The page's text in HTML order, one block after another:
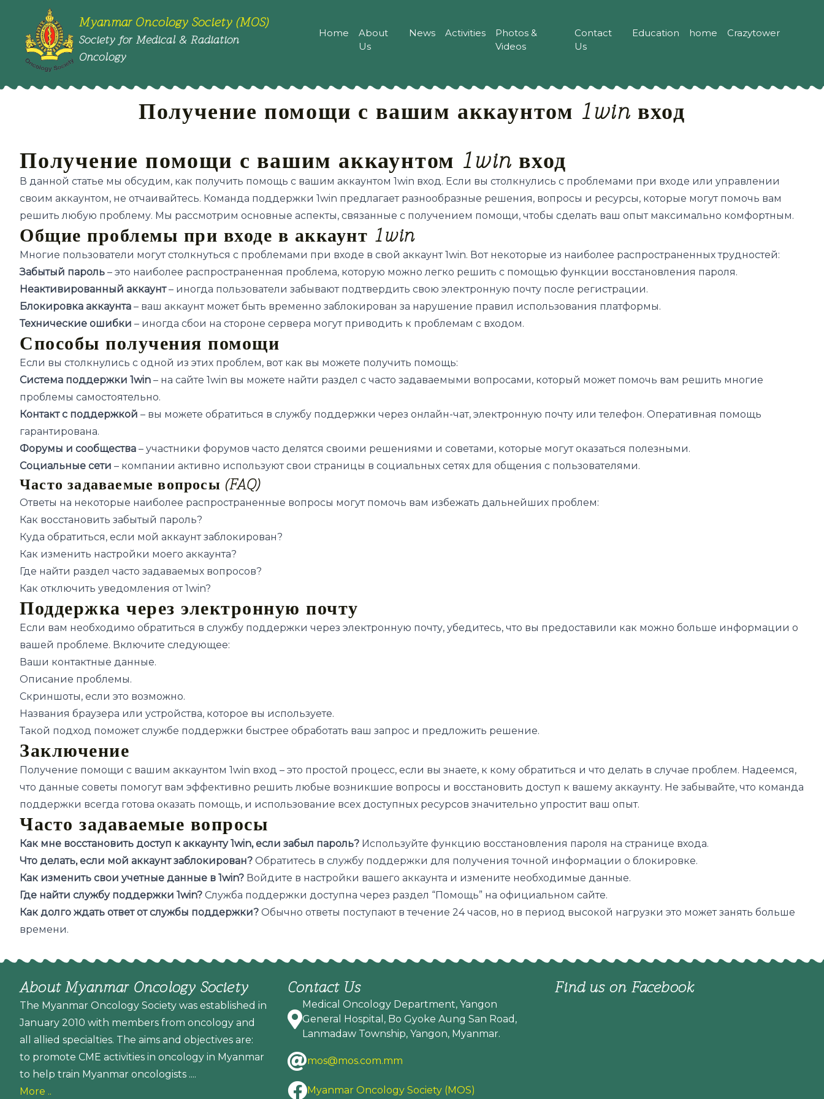
Myanmar Oncology Society (MOS)
Society for Medical & Radiation
Oncology
Home
About
Us
News Activities
Photos &
Videos
Contact
Us
Education home Crazytower
Получение помощи с вашим аккаунтом 1win вход
Получение помощи с вашим аккаунтом 1win вход
В данной статье мы обсудим, как получить помощь с вашим аккаунтом 1win вход. Если вы столкнулись с проблемами при входе или управлении
своим аккаунтом, не отчаивайтесь. Команда поддержки 1win предлагает разнообразные решения, вопросы и ресурсы, которые могут помочь вам
решить любую проблему. Мы рассмотрим основные аспекты, связанные с получением помощи, чтобы сделать ваш опыт максимально комфортным.
Общие проблемы при входе в аккаунт 1win
Многие пользователи могут столкнуться с проблемами при входе в свой аккаунт 1win. Вот некоторые из наиболее распространенных трудностей:
Забытый пароль – это наиболее распространенная проблема, которую можно легко решить с помощью функции восстановления пароля.
Неактивированный аккаунт– иногда пользователи забывают подтвердить свою электронную почту после регистрации.
Блокировка аккаунта – ваш аккаунт может быть временно заблокирован за нарушение правил использования платформы.
Технические ошибки – иногда сбои на стороне сервера могут приводить к проблемам с входом.
Способы получения помощи
Если вы столкнулись с одной из этих проблем, вот как вы можете получить помощь:
Система поддержки 1win – на сайте 1win вы можете найти раздел с часто задаваемыми вопросами, который может помочь вам решить многие
проблемы самостоятельно.
Контакт с поддержкой – вы можете обратиться в службу поддержки через онлайн-чат, электронную почту или телефон. Оперативная помощь
гарантирована.
Форумы и сообщества – участники форумов часто делятся своими решениями и советами, которые могут оказаться полезными.
Социальные сети – компании активно используют свои страницы в социальных сетях для общения с пользователями.
Часто задаваемые вопросы (FAQ)
Ответы на некоторые наиболее распространенные вопросы могут помочь вам избежать дальнейших проблем:
Как восстановить забытый пароль?
Куда обратиться, если мой аккаунт заблокирован?
Как изменить настройки моего аккаунта?
Где найти раздел часто задаваемых вопросов?
Как отключить уведомления от 1win?
Поддержка через электронную почту
Если вам необходимо обратиться в службу поддержки через электронную почту, убедитесь, что вы предоставили как можно больше информации о
вашей проблеме. Включите следующее:
Ваши контактные данные.
Описание проблемы.
Скриншоты, если это возможно.
Названия браузера или устройства, которое вы используете.
Такой подход поможет службе поддержки быстрее обработать ваш запрос и предложить решение.
Заключение
Получение помощи с вашим аккаунтом 1win вход – это простой процесс, если вы знаете, к кому обратиться и что делать в случае проблем. Надеемся,
что данные советы помогут вам эффективно решить любые возникшие вопросы и восстановить доступ к вашему аккаунту. Не забывайте, что команда
поддержки всегда готова оказать помощь, и использование всех доступных ресурсов значительно упростит ваш опыт.
Часто задаваемые вопросы
Как мне восстановить доступ к аккаунту 1win, если забыл пароль? Используйте функцию восстановления пароля на странице входа.
Что делать, если мой аккаунт заблокирован? Обратитесь в службу поддержки для получения точной информации о блокировке.
Как изменить свои учетные данные в 1win? Войдите в настройки вашего аккаунта и измените необходимые данные.
Где найти службу поддержки 1win? Служба поддержки доступна через раздел “Помощь” на официальном сайте.
Как долго ждать ответ от службы поддержки? Обычно ответы поступают в течение 24 часов, но в период высокой нагрузки это может занять больше
времени.
About Myanmar Oncology Society
The Myanmar Oncology Society was established in
January 2010 with members from oncology and
all allied specialties. The aims and objectives are:
to promote CME activities in oncology in Myanmar
to help train Myanmar oncologists ....
More ..
Contact Us
Medical Oncology Department, Yangon
General Hospital, Bo Gyoke Aung San Road,
Lanmadaw Township, Yangon, Myanmar.
mos@mos.com.mm
Myanmar Oncology Society (MOS)
Find us on Facebook